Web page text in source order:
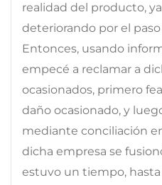
realidad del producto,
deteriorando por el
Entonces, usando
empecé a reclamar a
ocasionados, primero
daño ocasionado, y
mediante conciliación
dicha empresa se
estuvo un tiempo,